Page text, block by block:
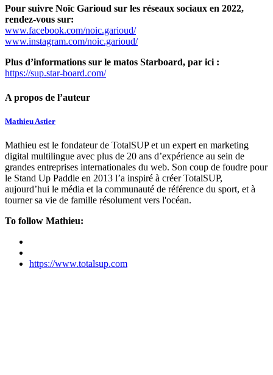
Pour suivre Noïc Garioud sur les réseaux sociaux en 2022,
rendez-vous sur:
www.facebook.com/noic.garioud/
www.instagram.com/noic.garioud/
Plus d’informations sur le matos Starboard, par ici :
https://sup.star-board.com/
A propos de l’auteur
Mathieu Astier
Mathieu est le fondateur de TotalSUP et un expert en marketing
digital multilingue avec plus de 20 ans d’expérience au sein de
grandes entreprises internationales du web. Son coup de foudre pour
le Stand Up Paddle en 2013 l’a inspiré à créer TotalSUP,
aujourd’hui le média et la communauté de référence du sport, et à
tourner sa vie de famille résolument vers l'océan.
To follow Mathieu:
https://www.totalsup.com